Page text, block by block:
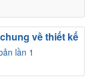
lần 1
về thiết kế